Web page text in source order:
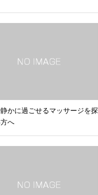
かに過ごせるマッサージを探
へ